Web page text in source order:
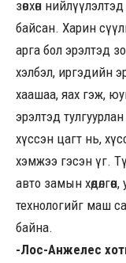
зөвхөн
байсан. Харин
арга бол эрэлтэд
хэлбэл, иргэдийн
хаашаа, яах гэж,
эрэлтэд
хүссэн цагт нь,
хэмжээ гэсэн үг.
авто замын
технологийг маш
байна.
-Лос-Анжелес